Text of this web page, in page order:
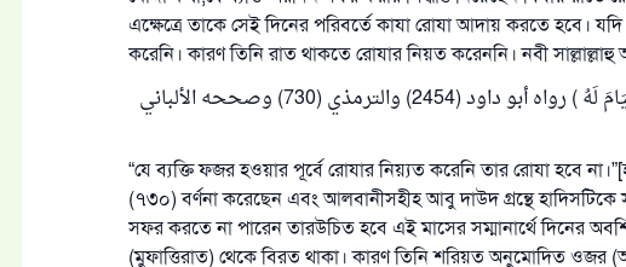
এক্ষেত্রে তাকে সেই দিনের পরিবর্তে কাযা রোযা আদায় করতে হবে।
করেনি। কারণ তিনি রাত থাকতে রোযার নিয়ত করেননি। নবী
( مَنْ لَمْ يُجْمِعْ الصِّيَامَ قَبْلَ الْفَجْرِ فَلَا صِيَامَ لَهُ ) رواه أبو داود (2454) والترمذي (730) وصححه الألباني
“যে ব্যক্তি ফজর হওয়ার পূর্বে রোযার নিয়্যত করেনি তার রোযা হবে
(৭৩০) বর্ণনা করেছেন এবং আলবানীসহীহ আবু দাউদ গ্রন্থে হাদিসটিকে
সফর করতে না পারেন তারউচিত হবে এই মাসের সম্মানার্থে দিনের
(মুফাত্তিরাত) থেকে বিরত থাকা। কারণ তিনি শরিয়ত অনুমোদিত ওজর